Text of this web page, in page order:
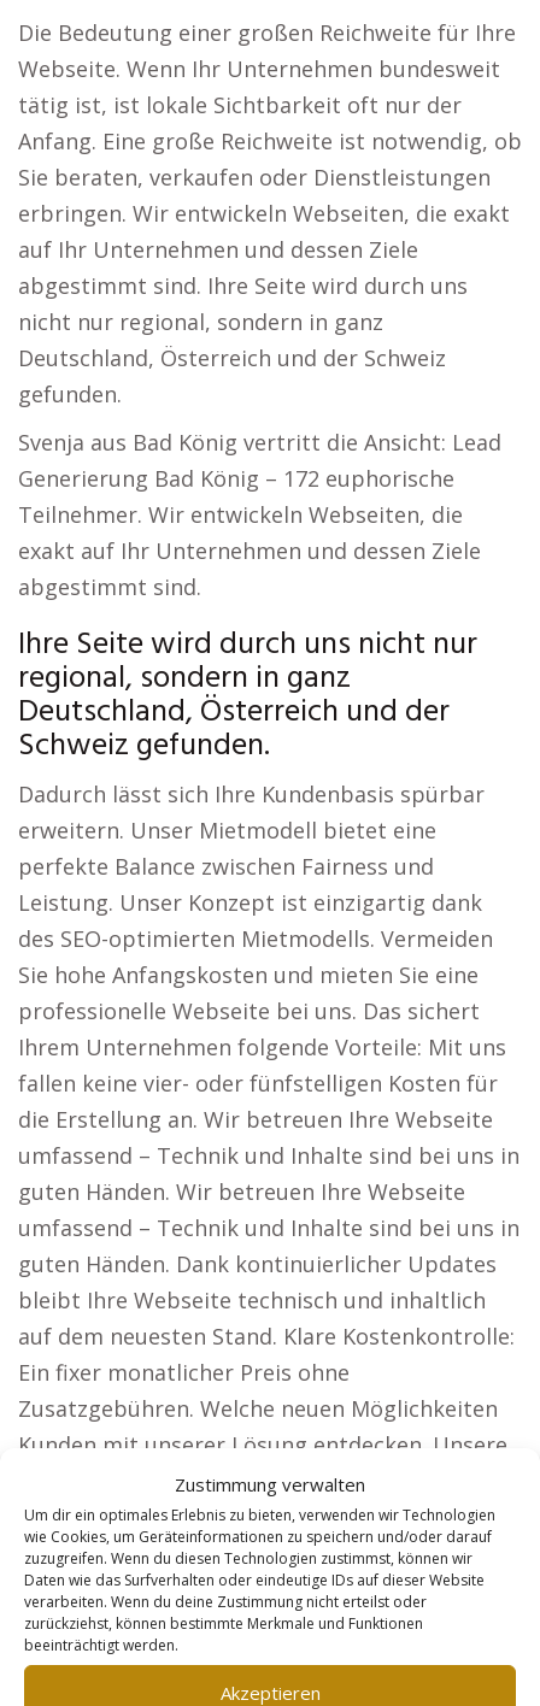
Zustimmung verwalten
Um dir ein optimales Erlebnis zu bieten, verwenden wir Technologien
wie Cookies, um Geräteinformationen zu speichern und/oder darauf
zuzugreifen. Wenn du diesen Technologien zustimmst, können wir
Daten wie das Surfverhalten oder eindeutige IDs auf dieser Website
verarbeiten. Wenn du deine Zustimmung nicht erteilst oder
zurückziehst, können bestimmte Merkmale und Funktionen
beeinträchtigt werden.
Akzeptieren
Die Bedeutung einer großen Reichweite für Ihre
Webseite. Wenn Ihr Unternehmen bundesweit
tätig ist, ist lokale Sichtbarkeit oft nur der
Anfang. Eine große Reichweite ist notwendig, ob
Sie beraten, verkaufen oder Dienstleistungen
erbringen. Wir entwickeln Webseiten, die exakt
auf Ihr Unternehmen und dessen Ziele
abgestimmt sind. Ihre Seite wird durch uns
nicht nur regional, sondern in ganz
Deutschland, Österreich und der Schweiz
gefunden.
Svenja aus Bad König vertritt die Ansicht: Lead
Generierung Bad König – 172 euphorische
Teilnehmer. Wir entwickeln Webseiten, die
exakt auf Ihr Unternehmen und dessen Ziele
abgestimmt sind.
Ihre Seite wird durch uns nicht nur
regional, sondern in ganz
Deutschland, Österreich und der
Schweiz gefunden.
Dadurch lässt sich Ihre Kundenbasis spürbar
erweitern. Unser Mietmodell bietet eine
perfekte Balance zwischen Fairness und
Leistung. Unser Konzept ist einzigartig dank
des SEO-optimierten Mietmodells. Vermeiden
Sie hohe Anfangskosten und mieten Sie eine
professionelle Webseite bei uns. Das sichert
Ihrem Unternehmen folgende Vorteile: Mit uns
fallen keine vier- oder fünfstelligen Kosten für
die Erstellung an. Wir betreuen Ihre Webseite
umfassend – Technik und Inhalte sind bei uns in
guten Händen. Wir betreuen Ihre Webseite
umfassend – Technik und Inhalte sind bei uns in
guten Händen. Dank kontinuierlicher Updates
bleibt Ihre Webseite technisch und inhaltlich
auf dem neuesten Stand. Klare Kostenkontrolle:
Ein fixer monatlicher Preis ohne
Zusatzgebühren. Welche neuen Möglichkeiten
Kunden mit unserer Lösung entdecken. Unsere
spezialisierten Webseiten sind ideal für
Unternehmen, die große Reichweiten
anstreben, wie etwa: Rechtsanwälte: Werden Sie
überregional sichtbar und ziehen Sie neue
Klienten in ganz Deutschland an. Architekten:
Mit beeindruckenden Projekten gewinnen Sie